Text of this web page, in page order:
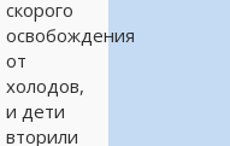
скорого
освобождения
от
холодов,
и дети
вторили